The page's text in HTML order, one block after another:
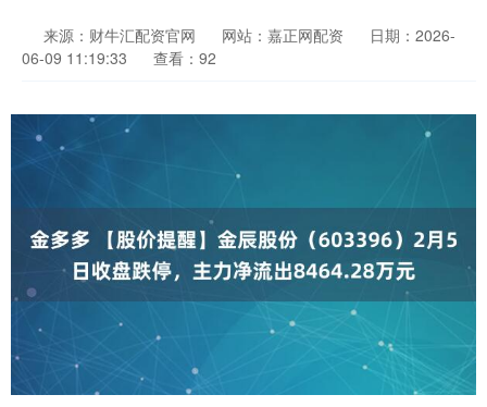
来源：财牛汇配资官网 网站：嘉正网配资
日期：2026-
06-09 11:19:33
查看：92